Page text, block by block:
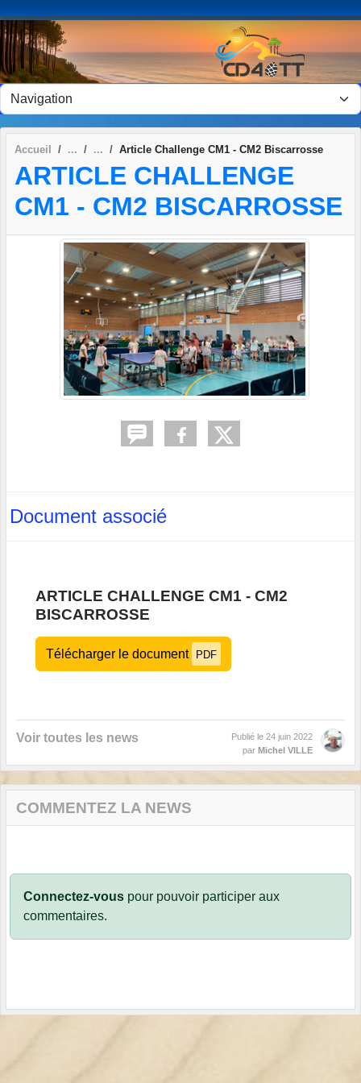
Accueil Article Challenge CM1 - CM2 Biscarrosse
ARTICLE CHALLENGE
CM1 - CM2 BISCARROSSE
Document associé
ARTICLE CHALLENGE CM1 - CM2
BISCARROSSE
Télécharger le document PDF
Voir toutes les news Publié le 24 juin 2022
par Michel VILLE
COMMENTEZ LA NEWS
Connectez-vous pour pouvoir participer aux
commentaires.